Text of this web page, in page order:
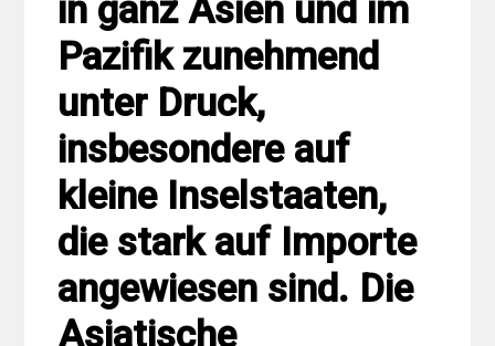
in ganz Asien und im
Pazifik zunehmend
unter Druck,
insbesondere auf
kleine Inselstaaten,
die stark auf Importe
angewiesen sind. Die
Asiatische